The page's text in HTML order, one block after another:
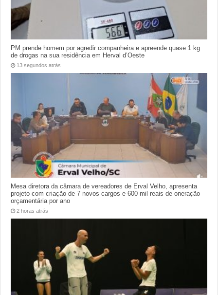
PM prende homem por agredir companheira e apreende quase 1 kg
de drogas na sua residência em Herval d’Oeste
13 segundos atrás
Mesa diretora da câmara de vereadores de Erval Velho, apresenta
projeto com criação de 7 novos cargos e 600 mil reais de oneração
orçamentária por ano
2 horas atrás